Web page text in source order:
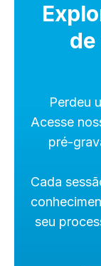
Perdeu
Acesse
pré-
Cada
seu